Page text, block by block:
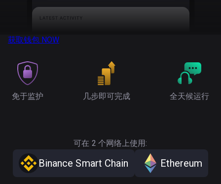
获取钱包 NOW
免于监护 几步即可完成 全天候运行
可在 2 个网络上使用:
Binance Smart Chain Ethereum